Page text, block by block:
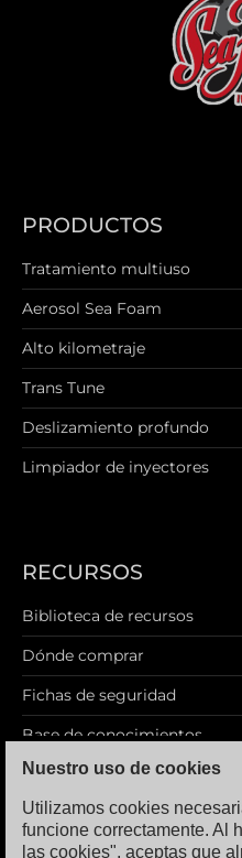
Nuestro uso de cookies
Utilizamos cookies
funcione correctamente. Al
las cookies", aceptas que
PRODUCTOS
Tratamiento multiuso
Aerosol Sea Foam
Alto kilometraje
Trans Tune
Deslizamiento profundo
Limpiador de inyectores
RECURSOS
Biblioteca de recursos
Dónde comprar
Fichas de seguridad
Base de conocimientos
Blog